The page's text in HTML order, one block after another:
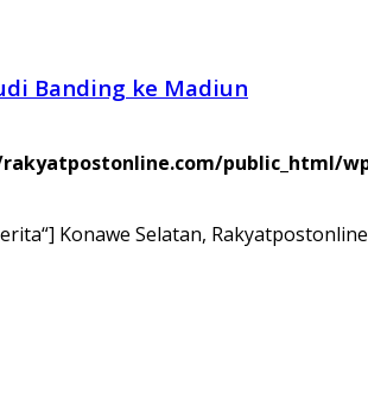
Banding ke Madiun
public_html/
Konawe Selatan,